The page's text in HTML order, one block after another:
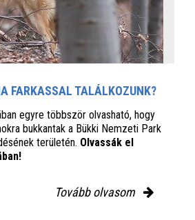
FARKASSAL TALÁLKOZUNK?
egyre többször olvasható, hogy
bukkantak a Bükki Nemzeti Park
területén. Olvassák el
Tovább olvasom